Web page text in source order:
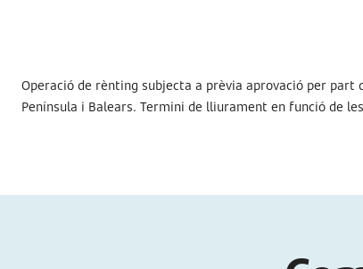
Operació de rènting subjecta a prèvia aprovació per part
Península i Balears. Termini de lliurament en funció de